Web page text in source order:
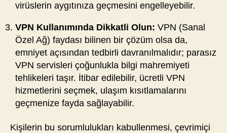
virüslerin aygıtınıza geçmesini engelleyebilir.
VPN Kullanımında Dikkatli Olun: VPN (Sanal
Özel Ağ) faydası bilinen bir çözüm olsa da,
emniyet açısından tedbirli davranılmalıdır; parasız
VPN servisleri çoğunlukla bilgi mahremiyeti
tehlikeleri taşır. İtibar edilebilir, ücretli VPN
hizmetlerini seçmek, ulaşım kısıtlamalarını
geçmenize fayda sağlayabilir.
Kişilerin bu sorumlulukları kabullenmesi, çevrimiçi